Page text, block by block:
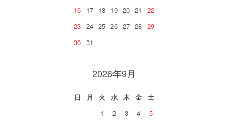
16 17 18 19 20 21
22
23 24 25 26 27 28 29
30 31
2026年9月
日 月 火 水 木 金
土
1
2 3 4
5